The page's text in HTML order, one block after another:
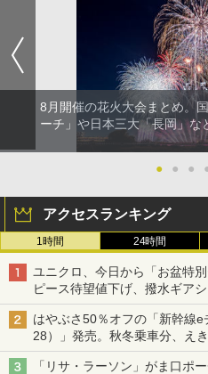
8月開催の花火大会まとめ。
ーチ」や日本三大「長岡」な
● ● ●
アクセスランキング
1時間 24時間
ユニクロ、今日から「お盆特
ピース待望値下げ、撥水ギア
はやぶさ50％オフの「新幹線
28）」発売。秋冬乗車分、え
「リサ・ラーソン」がま口ポ